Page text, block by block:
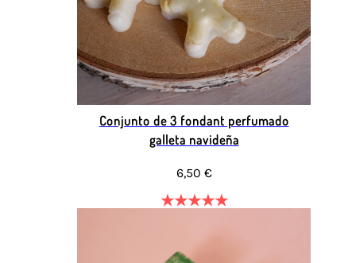
Conjunto de 3 fondant perfumado
galleta navideña
6,50 €
★★★★★